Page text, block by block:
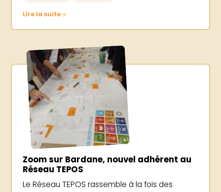
Lire la suite
Zoom sur Bardane, nouvel adhérent au
Réseau TEPOS
Le Réseau TEPOS rassemble à la fois des